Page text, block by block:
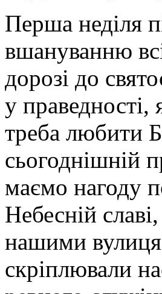
Перша неділя
вшануванню
дорозі до
у праведності,
треба любити
сьогоднішній
маємо нагоду
Небесній
нашими
скріплювали